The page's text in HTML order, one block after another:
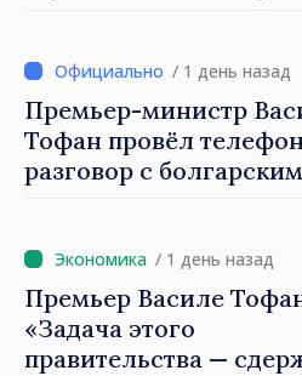
блокирует» / 1 день назад
Премьер-министр
Тофан провёл
разговор с болгарским
/ 1 день назад
Премьер Василе
«Задача этого
правительства —